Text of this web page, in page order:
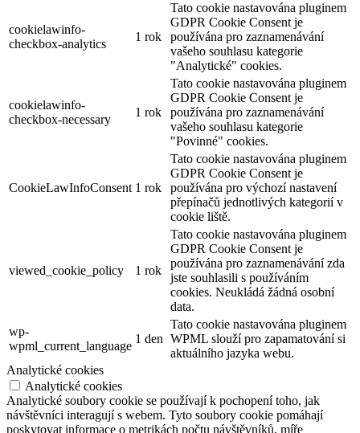
cookielawinfo-
checkbox-analytics
1 rok
Tato cookie nastavována pluginem
GDPR Cookie Consent je
používána pro zaznamenávání
vašeho souhlasu kategorie
"Analytické" cookies.
cookielawinfo-
checkbox-necessary
1 rok
Tato cookie nastavována pluginem
GDPR Cookie Consent je
používána pro zaznamenávání
vašeho souhlasu kategorie
"Povinné" cookies.
CookieLawInfoConsent 1 rok
Tato cookie nastavována pluginem
GDPR Cookie Consent je
používána pro výchozí nastavení
přepínačů jednotlivých kategorií v
cookie liště.
viewed_cookie_policy 1 rok
Tato cookie nastavována pluginem
GDPR Cookie Consent je
používána pro zaznamenávání zda
jste souhlasili s používáním
cookies. Neukládá žádná osobní
data.
wp-
wpml_current_language
1 den
Tato cookie nastavována pluginem
WPML slouží pro zapamatování si
aktuálního jazyka webu.
Analytické cookies
Analytické cookies
Analytické soubory cookie se používají k pochopení toho, jak
návštěvníci interagují s webem. Tyto soubory cookie pomáhají
poskytovat informace o metrikách počtu návštěvníků, míře